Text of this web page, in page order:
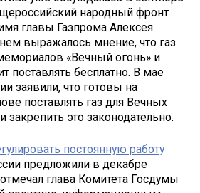
народный фронт
главы Газпрома Алексея
выражалось мнение, что газ
«Вечный огонь» и
поставлять бесплатно. В мае
заявили, что готовы на
поставлять газ для Вечных
закрепить это законодательно.
постоянную работу
предложили в декабре
глава Комитета Госдумы